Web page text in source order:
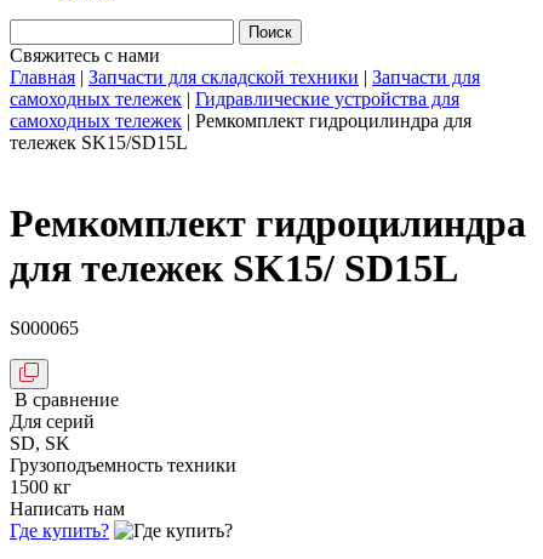
Свяжитесь с нами
Главная | Запчасти для складской техники | Запчасти для
самоходных тележек | Гидравлические устройства для
самоходных тележек | Ремкомплект гидроцилиндра для
тележек SK15/SD15L
Ремкомплект гидроцилиндра
для тележек SK15/ SD15L
S000065
В сравнение
Для серий
SD, SK
Грузоподъемность техники
1500 кг
Написать нам
Где купить?